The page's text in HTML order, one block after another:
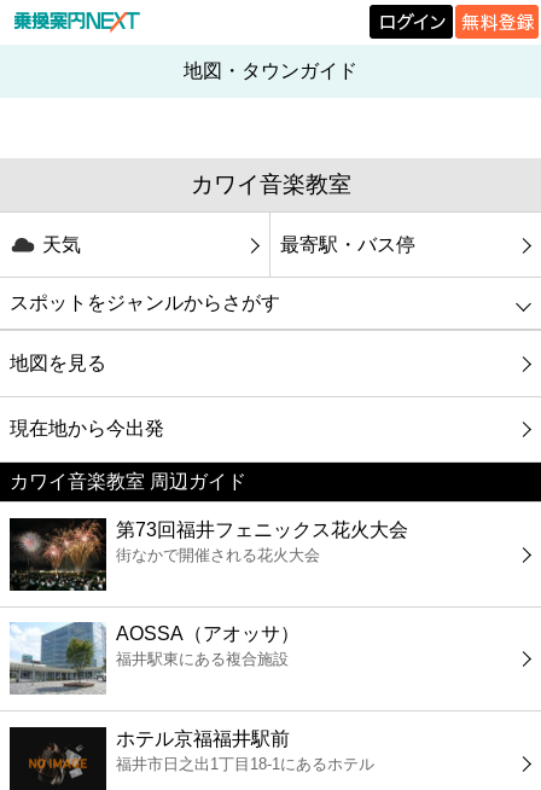
地図・タウンガイド
カワイ音楽教室
天気 最寄駅・バス停
スポットをジャンルからさがす
グルメ
映画
美容
コンビニ
薬局
スーパー
エンタメ
地図を見る
現在地から今出発
カワイ音楽教室 周辺ガイド
第73回福井フェニックス花火大会
街なかで開催される花火大会
AOSSA（アオッサ）
福井駅東にある複合施設
ホテル京福福井駅前
福井市日之出1丁目18-1にあるホテル